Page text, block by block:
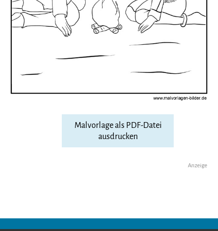
Malvorlage als PDF-Datei
ausdrucken
Anzeige